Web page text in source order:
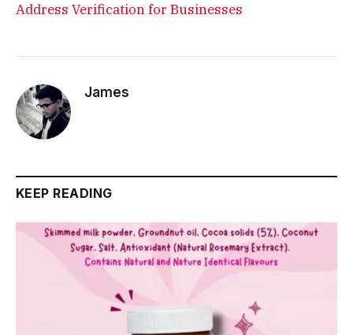
Address Verification for Businesses
James
KEEP READING